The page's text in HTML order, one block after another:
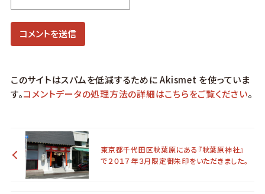
このサイトはスパムを低減するために Akismet を使っていま
す。コメントデータの処理方法の詳細はこちらをご覧ください。
東京都千代田区秋葉原にある『秋葉原神社』
で２０１７年３月限定御朱印をいただきました。